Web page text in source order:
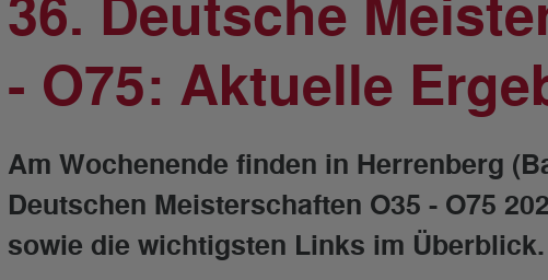
36. Deutsche
- O75: Aktuelle
Am Wochenende finden in Herrenberg
Deutschen Meisterschaften O35 - O75
sowie die wichtigsten Links im Überblick.